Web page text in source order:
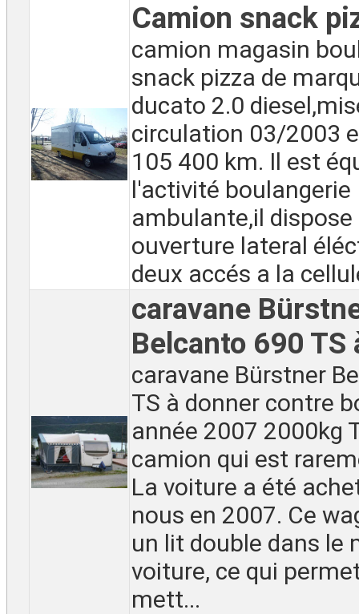
Camion snack
camion magasin
snack pizza de
ducato 2.0
circulation 03/2003
105 400 km. Il est
l'activité boulangerie
ambulante,il dispose
ouverture lateral
deux accés a la
caravane
Belcanto 690 TS
caravane Bürstner
TS à donner contre
année 2007 2000kg
camion qui est
La voiture a été
nous en 2007. Ce
un lit double dans le
voiture, ce qui
mett...